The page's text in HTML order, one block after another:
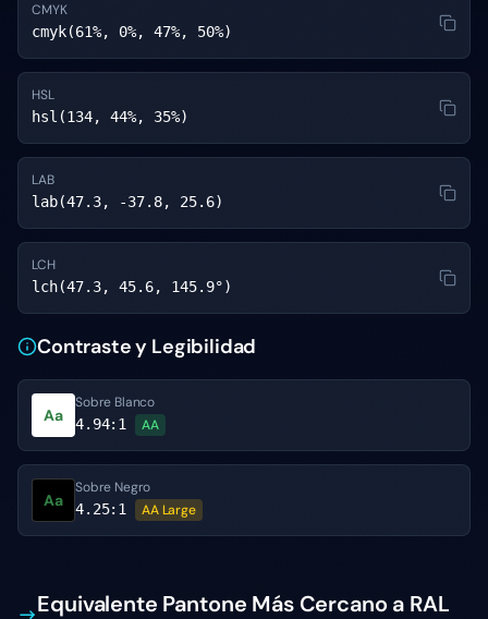
CMYK
cmyk(61%, 0%, 47%, 50%)
HSL
hsl(134, 44%, 35%)
LAB
lab(47.3, -37.8, 25.6)
LCH
lch(47.3, 45.6, 145.9°)
Contraste y Legibilidad
Aa
Sobre Blanco
4.94:1 AA
Aa
Sobre Negro
4.25:1 AA Large
Equivalente Pantone Más Cercano a RAL